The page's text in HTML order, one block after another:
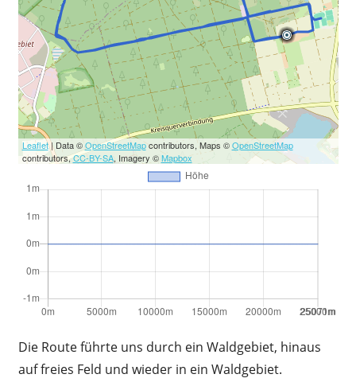
Leaflet| Data ©OpenStreetMapcontributors, Maps ©OpenStreetMap
contributors,CC-BY-SA, Imagery ©Mapbox
Die Route führte uns durch ein Waldgebiet, hinaus
auf freies Feld und wieder in ein Waldgebiet.